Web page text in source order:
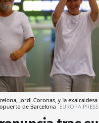
Jordi Coronas, y la
de Barcelona EUROPA PRESS